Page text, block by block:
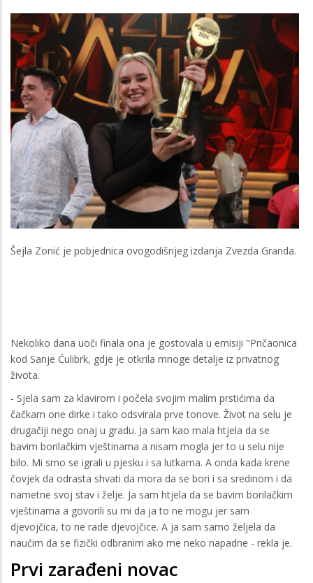
Šejla Zonić je pobjednica ovogodišnjeg izdanja Zvezda Granda.
Nekoliko dana uoči finala ona je gostovala u emisiji "Pričaonica
kod Sanje Ćulibrk, gdje je otkrila mnoge detalje iz privatnog
života.
- Sjela sam za klavirom i počela svojim malim prstićima da
čačkam one dirke i tako odsvirala prve tonove. Život na selu je
drugačiji nego onaj u gradu. Ja sam kao mala htjela da se
bavim borilačkim vještinama a nisam mogla jer to u selu nije
bilo. Mi smo se igrali u pjesku i sa lutkama. A onda kada krene
čovjek da odrasta shvati da mora da se bori i sa sredinom i da
nametne svoj stav i želje. Ja sam htjela da se bavim borilačkim
vještinama a govorili su mi da ja to ne mogu jer sam
djevojčica, to ne rade djevojčice. A ja sam samo željela da
naučim da se fizički odbranim ako me neko napadne - rekla je.
Prvi zarađeni novac